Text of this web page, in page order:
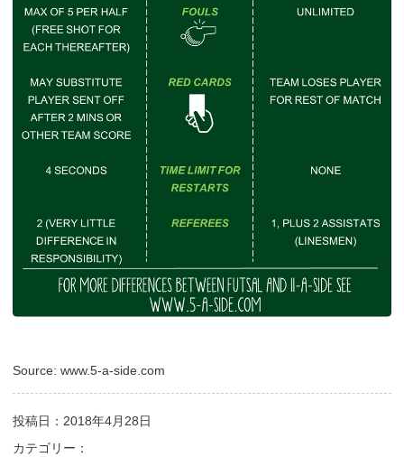
Source: www.5-a-side.com
投稿日：2018年4月28日
カテゴリー：